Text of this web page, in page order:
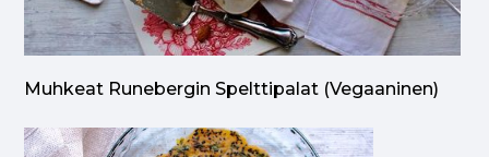
Muhkeat Runebergin Spelttipalat (vegaaninen)